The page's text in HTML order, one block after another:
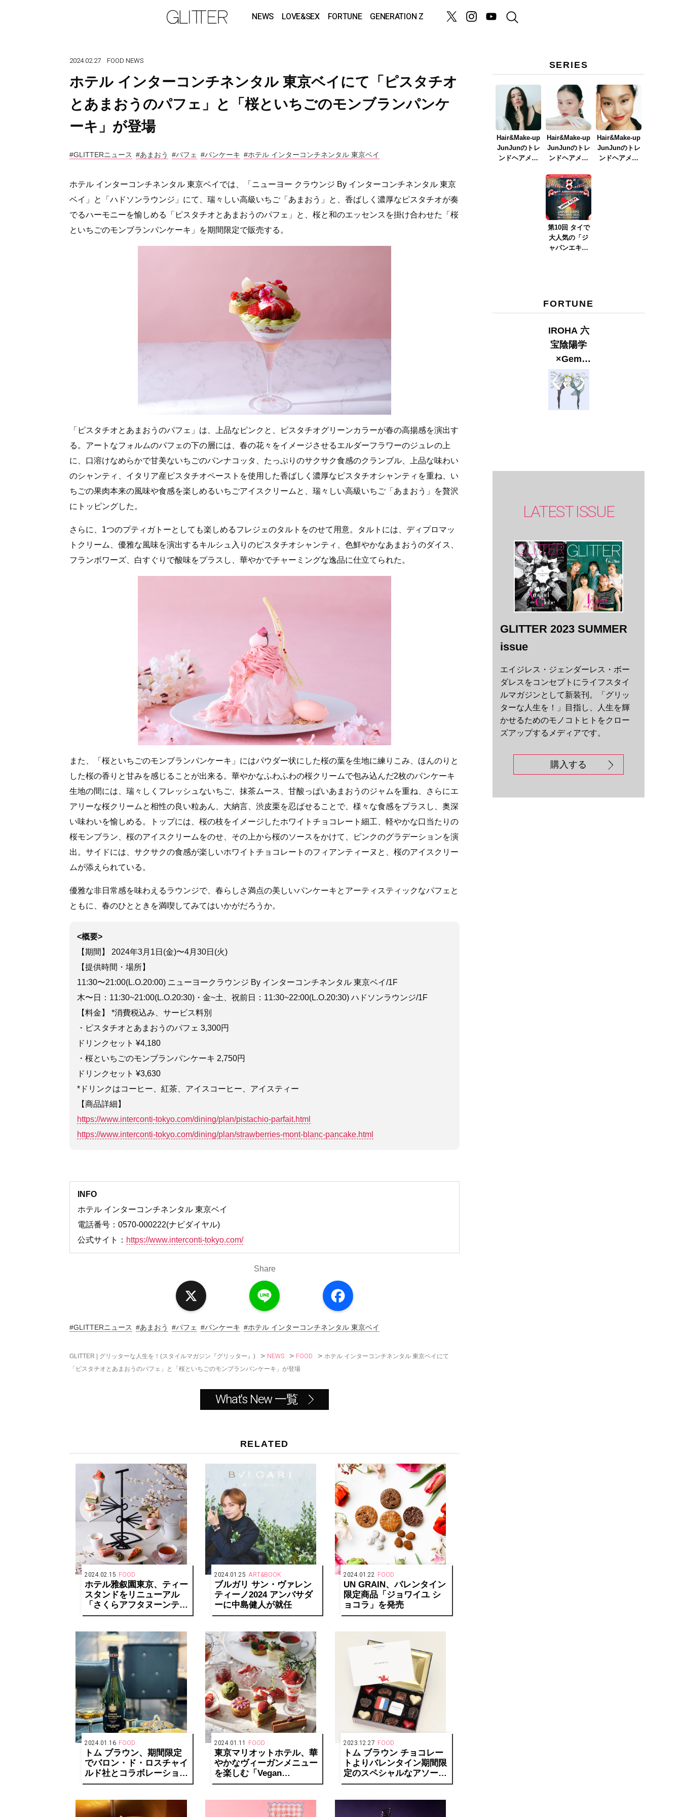
NEWS LOVE&SEX FORTUNE GENERATION Z
2024.02.27 FOOD NEWS
ホテル インターコンチネンタル 東京ベイにて「ピスタチオ
とあまおうのパフェ」と「桜といちごのモンブランパンケ
ーキ」が登場
#GLITTERニュース #あまおう #パフェ #パンケーキ #ホテル インターコンチネンタル 東京ベイ
ホテル インターコンチネンタル 東京ベイでは、「ニューヨー クラウンジ By インターコンチネンタル 東京
ベイ」と「ハドソンラウンジ」にて、瑞々しい高級いちご「あまおう」と、香ばしく濃厚なピスタチオが奏
でるハーモニーを愉しめる「ピスタチオとあまおうのパフェ」と、桜と和のエッセンスを掛け合わせた「桜
といちごのモンブランパンケーキ」を期間限定で販売する。
「ピスタチオとあまおうのパフェ」は、上品なピンクと、ピスタチオグリーンカラーが春の高揚感を演出す
る。アートなフォルムのパフェの下の層には、春の花々をイメージさせるエルダーフラワーのジュレの上
に、口溶けなめらかで甘美ないちごのパンナコッタ、たっぷりのサクサク食感のクランブル、上品な味わい
のシャンティ、イタリア産ピスタチオペーストを使用した香ばしく濃厚なピスタチオシャンティを重ね、い
ちごの果肉本来の風味や食感を楽しめるいちごアイスクリームと、瑞々しい高級いちご「あまおう」を贅沢
にトッピングした。
さらに、1つのプティガトーとしても楽しめるフレジェのタルトをのせて用意。タルトには、ディプロマッ
トクリーム、優雅な風味を演出するキルシュ入りのピスタチオシャンティ、色鮮やかなあまおうのダイス、
フランボワーズ、白すぐりで酸味をプラスし、華やかでチャーミングな逸品に仕立てられた。
また、「桜といちごのモンブランパンケーキ」にはパウダー状にした桜の葉を生地に練りこみ、ほんのりと
した桜の香りと甘みを感じることが出来る。華やかなふわふわの桜クリームで包み込んだ2枚のパンケーキ
生地の間には、瑞々しくフレッシュないちご、抹茶ムース、甘酸っぱいあまおうのジャムを重ね、さらにエ
アリーな桜クリームと相性の良い粒あん、大納言、渋皮栗を忍ばせることで、様々な食感をプラスし、奥深
い味わいを愉しめる。トップには、桜の枝をイメージしたホワイトチョコレート細工、軽やかな口当たりの
桜モンブラン、桜のアイスクリームをのせ、その上から桜のソースをかけて、ピンクのグラデーションを演
出。サイドには、サクサクの食感が楽しいホワイトチョコレートのフィアンティーヌと、桜のアイスクリー
ムが添えられている。
優雅な非日常感を味わえるラウンジで、春らしさ満点の美しいパンケーキとアーティスティックなパフェと
ともに、春のひとときを満喫してみてはいかがだろうか。
<概要>
【期間】 2024年3月1日(金)〜4月30日(火)
【提供時間・場所】
11:30〜21:00(L.O.20:00) ニューヨークラウンジ By インターコンチネンタル 東京ベイ/1F
木〜日：11:30~21:00(L.O.20:30)・金~土、祝前日：11:30~22:00(L.O.20:30) ハドソンラウンジ/1F
【料金】 *消費税込み、サービス料別
・ピスタチオとあまおうのパフェ 3,300円
ドリンクセット ¥4,180
・桜といちごのモンブランパンケーキ 2,750円
ドリンクセット ¥3,630
*ドリンクはコーヒー、紅茶、アイスコーヒー、アイスティー
【商品詳細】
https://www.interconti-tokyo.com/dining/plan/pistachio-parfait.html
https://www.interconti-tokyo.com/dining/plan/strawberries-mont-blanc-pancake.html
INFO
ホテル インターコンチネンタル 東京ベイ
電話番号：0570-000222(ナビダイヤル)
公式サイト： https://www.interconti-tokyo.com/
Share
o
o
#GLITTERニュース #あまおう #パフェ #パンケーキ #ホテル インターコンチネンタル 東京ベイ
GLITTER | グリッターな人生を！(スタイルマガジン『グリッター』) > NEWS > FOOD > ホテル インターコンチネンタル 東京ベイにて
「ピスタチオとあまおうのパフェ」と「桜といちごのモンブランパンケーキ」が登場
What's New 一覧
RELATED
2024.02.15 FOOD
ホテル雅叙園東京、ティー
スタンドをリニューアル
「さくらアフタヌーンティ
ー」を期間限定販売
2024.01.25 ART&BOOK
ブルガリ サン・ヴァレン
ティーノ2024 アンバサダ
ーに中島健人が就任
2024.01.22 FOOD
UN GRAIN、バレンタイン
限定商品「ジョワイユ シ
ョコラ」を発売
2024.01.16 FOOD
トム ブラウン、期間限定
でバロン・ド・ロスチャイ
ルド社とコラボレーション
した特別なシャンパーニュ
2024.01.11 FOOD
東京マリオットホテル、華
やかなヴィーガンメニュー
を楽しむ「Vegan
Afternoon Tea -Spring-」
2023.12.27 FOOD
トム ブラウン チョコレー
トよりバレンタイン期間限
定のスペシャルなアソート
メントが登場
SERIES
Hair&Make-up
JunJunのトレ
ンドヘアメイ
Hair&Make-up
JunJunのトレ
ンドヘアメイ
イク
ver.2023』
Hair&Make-up
JunJunのトレ
ンドヘアメイ
第10回 タイで
大人気の「ジ
ャパンエキス
FORTUNE
IROHA 六
宝陰陽学
×Gem
Muse
【GLITTER
2023
LATEST ISSUE
GLITTER 2023 SUMMER
issue
エイジレス・ジェンダーレス・ボー
ダレスをコンセプトにライフスタイ
ルマガジンとして新装刊。「グリッ
ターな人生を！」目指し、人生を輝
かせるためのモノコトヒトをクロー
ズアップするメディアです。
購入する